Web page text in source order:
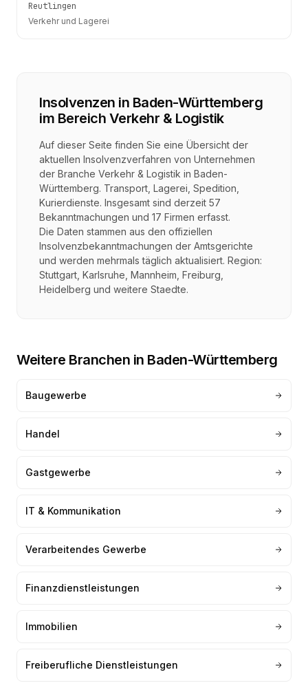
Reutlingen
Verkehr und Lagerei
Insolvenzen in Baden-Württemberg
im Bereich Verkehr & Logistik
Auf dieser Seite finden Sie eine Übersicht der
aktuellen Insolvenzverfahren von Unternehmen
der Branche Verkehr & Logistik in Baden-
Württemberg. Transport, Lagerei, Spedition,
Kurierdienste. Insgesamt sind derzeit 57
Bekanntmachungen und 17 Firmen erfasst.
Die Daten stammen aus den offiziellen
Insolvenzbekanntmachungen der Amtsgerichte
und werden mehrmals täglich aktualisiert. Region:
Stuttgart, Karlsruhe, Mannheim, Freiburg,
Heidelberg und weitere Staedte.
Weitere Branchen in Baden-Württemberg
Baugewerbe
Handel
Gastgewerbe
IT & Kommunikation
Verarbeitendes Gewerbe
Finanzdienstleistungen
Immobilien
Freiberufliche Dienstleistungen